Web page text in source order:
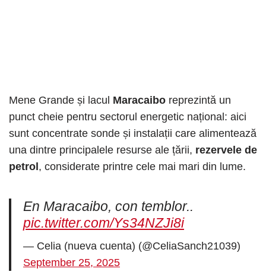
Mene Grande și lacul Maracaibo reprezintă un
punct cheie pentru sectorul energetic național: aici
sunt concentrate sonde și instalații care alimentează
una dintre principalele resurse ale țării, rezervele de
petrol, considerate printre cele mai mari din lume.
En Maracaibo, con temblor..
pic.twitter.com/Ys34NZJi8i
— Celia (nueva cuenta) (@CeliaSanch21039)
September 25, 2025